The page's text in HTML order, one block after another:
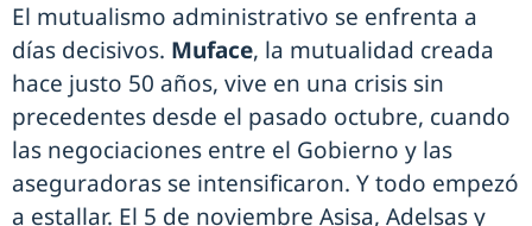
El mutualismo administrativo se enfrenta a
días decisivos. Muface, la mutualidad creada
hace justo 50 años, vive en una crisis sin
precedentes desde el pasado octubre, cuando
las negociaciones entre el Gobierno y las
aseguradoras se intensificaron. Y todo empezó
a estallar. El 5 de noviembre Asisa, Adelsas y